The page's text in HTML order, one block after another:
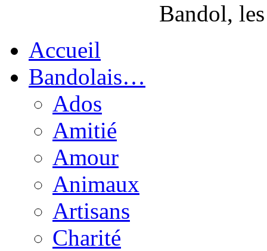
Bandol,
Accueil
Bandolais…
Ados
Amitié
Amour
Animaux
Artisans
Charité